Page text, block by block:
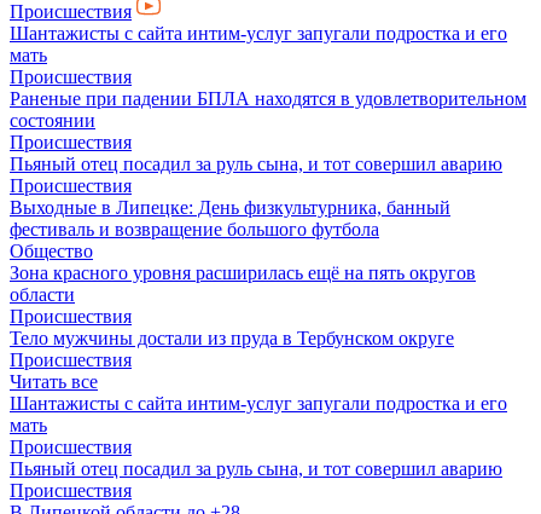
Происшествия
Шантажисты с сайта интим-услуг запугали подростка и его
мать
Происшествия
Раненые при падении БПЛА находятся в удовлетворительном
состоянии
Происшествия
Пьяный отец посадил за руль сына, и тот совершил аварию
Происшествия
Выходные в Липецке: День физкультурника, банный
фестиваль и возвращение большого футбола
Общество
Зона красного уровня расширилась ещё на пять округов
области
Происшествия
Тело мужчины достали из пруда в Тербунском округе
Происшествия
Читать все
Шантажисты с сайта интим-услуг запугали подростка и его
мать
Происшествия
Пьяный отец посадил за руль сына, и тот совершил аварию
Происшествия